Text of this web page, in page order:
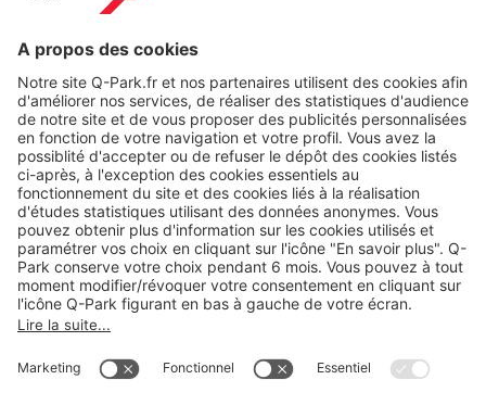
A propos
Nos produits
Nos services